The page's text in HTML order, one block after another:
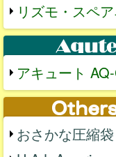
リズモ・スペ
アキュート
おさかな圧縮袋